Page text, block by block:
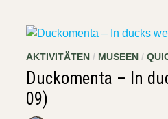
AKTIVITÄTEN / MUSEEN /
Duckomenta – In
09)